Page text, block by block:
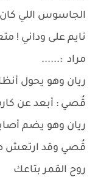
الجاسوس اللي
نايم على وداني !
مراد :......
ريان وهو يحول
قُصي : أبعد عن
ريان وهو يضم
قُصي وقد ارتعش
روح القمر بتاعك